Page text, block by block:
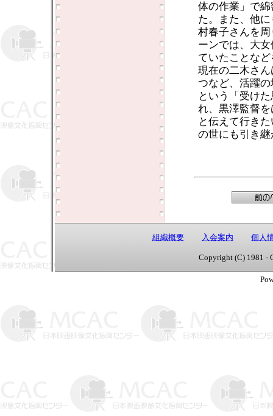
体の作業」で
た。また、他
村春子さんを
ーンでは、大
ていたことな
現在の二木さ
つなど、活躍
という「受け
れ、黒澤監督
と伝えて行き
の世にも引き
組織概要 入会案内 個人
Copyright (C) 1981 -